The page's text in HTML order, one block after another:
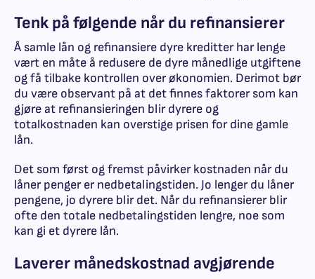
Tenk på følgende når du refinansierer
Å samle lån og refinansiere dyre kreditter har lenge
vært en måte å redusere de dyre månedlige utgiftene
og få tilbake kontrollen over økonomien. Derimot bør
du være observant på at det finnes faktorer som kan
gjøre at refinansieringen blir dyrere og
totalkostnaden kan overstige prisen for dine gamle
lån.
Det som først og fremst påvirker kostnaden når du
låner penger er nedbetalingstiden. Jo lenger du låner
pengene, jo dyrere blir det. Når du refinansierer blir
ofte den totale nedbetalingstiden lengre, noe som
kan gi et dyrere lån.
Laverer månedskostnad avgjørende